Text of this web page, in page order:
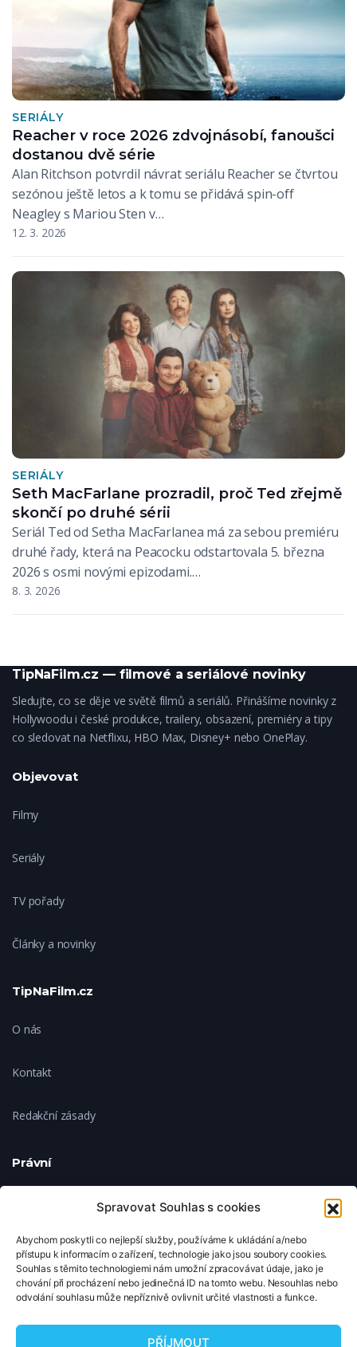
Spravovat Souhlas s cookies
Abychom poskytli co nejlepší služby, používáme k ukládání a/nebo
přístupu k informacím o zařízení, technologie jako jsou soubory cookies.
Souhlas s těmito technologiemi nám umožní zpracovávat údaje, jako je
chování při procházení nebo jedinečná ID na tomto webu. Nesouhlas nebo
odvolání souhlasu může nepříznivě ovlivnit určité vlastnosti a funkce.
PŘÍJMOUT
SERIÁLY
Reacher v roce 2026 zdvojnásobí, fanoušci
dostanou dvě série
Alan Ritchson potvrdil návrat seriálu Reacher se čtvrtou
sezónou ještě letos a k tomu se přidává spin-off
Neagley s Mariou Sten v…
12. 3. 2026
SERIÁLY
Seth MacFarlane prozradil, proč Ted zřejmě
skončí po druhé sérii
Seriál Ted od Setha MacFarlanea má za sebou premiéru
druhé řady, která na Peacocku odstartovala 5. března
2026 s osmi novými epizodami.…
8. 3. 2026
TipNaFilm.cz — filmové a seriálové novinky
Sledujte, co se děje ve světě filmů a seriálů. Přinášíme novinky z
Hollywoodu i české produkce, trailery, obsazení, premiéry a tipy
co sledovat na Netflixu, HBO Max, Disney+ nebo OnePlay.
Objevovat
Filmy
Seriály
TV pořady
Články a novinky
TipNaFilm.cz
O nás
Kontakt
Redakční zásady
Právní
Ochrana soukromí
Zásady cookies
Nastavení cookies
© 2026 TipNaFilm.cz. Všechna práva vyhrazena.